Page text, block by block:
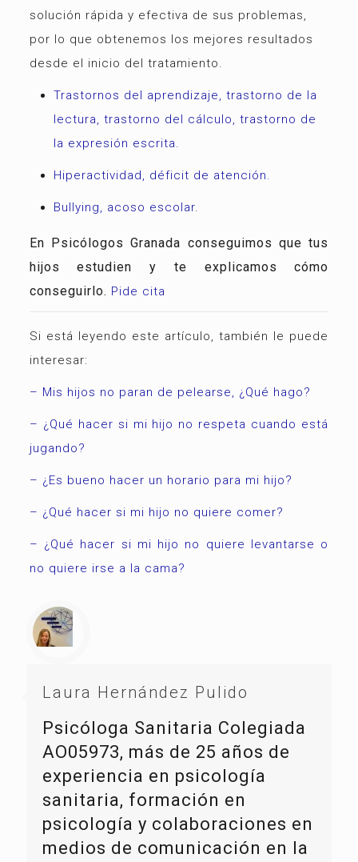
solución rápida y efectiva de sus problemas,
por lo que obtenemos los mejores resultados
desde el inicio del tratamiento.
Trastornos del aprendizaje, trastorno de la
lectura, trastorno del cálculo, trastorno de
la expresión escrita.
Hiperactividad, déficit de atención.
Bullying, acoso escolar.
En Psicólogos Granada conseguimos que tus
hijos estudien y te explicamos cómo
conseguirlo. Pide cita
Si está leyendo este artículo, también le puede
interesar:
– Mis hijos no paran de pelearse, ¿Qué hago?
– ¿Qué hacer si mi hijo no respeta cuando está
jugando?
– ¿Es bueno hacer un horario para mi hijo?
– ¿Qué hacer si mi hijo no quiere comer?
– ¿Qué hacer si mi hijo no quiere levantarse o
no quiere irse a la cama?
Laura Hernández Pulido
Psicóloga Sanitaria Colegiada
AO05973, más de 25 años de
experiencia en psicología
sanitaria, formación en
psicología y colaboraciones en
medios de comunicación en la